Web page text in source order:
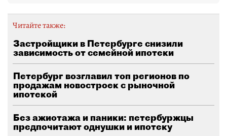
Читайте также:
Застройщики в Петербурге снизили
зависимость от семейной ипотеки
Петербург возглавил топ регионов по
продажам новостроек с рыночной
ипотекой
Без ажиотажа и паники: петербуржцы
предпочитают однушки и ипотеку